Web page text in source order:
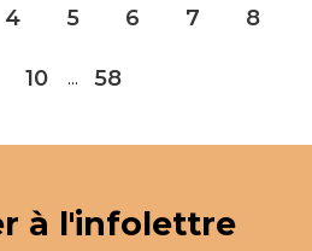
4 5 6 7 8
10 ... 58
à l'infolettre